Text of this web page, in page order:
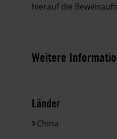
hierauf die
Weitere
Länder
China